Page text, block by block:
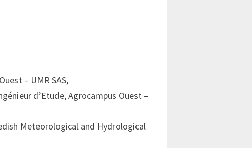
– UMR SAS,
d’Etude, Agrocampus Ouest –
Meteorological and Hydrological